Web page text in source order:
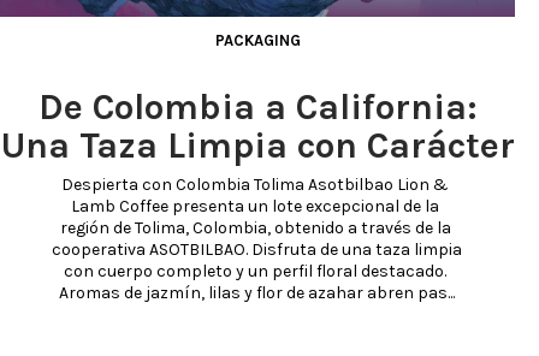
PACKAGING
De Colombia a California:
Una Taza Limpia con Carácter
Despierta con Colombia Tolima Asotbilbao Lion &
Lamb Coffee presenta un lote excepcional de la
región de Tolima, Colombia, obtenido a través de la
cooperativa ASOTBILBAO. Disfruta de una taza limpia
con cuerpo completo y un perfil floral destacado.
Aromas de jazmín, lilas y flor de azahar abren pas...